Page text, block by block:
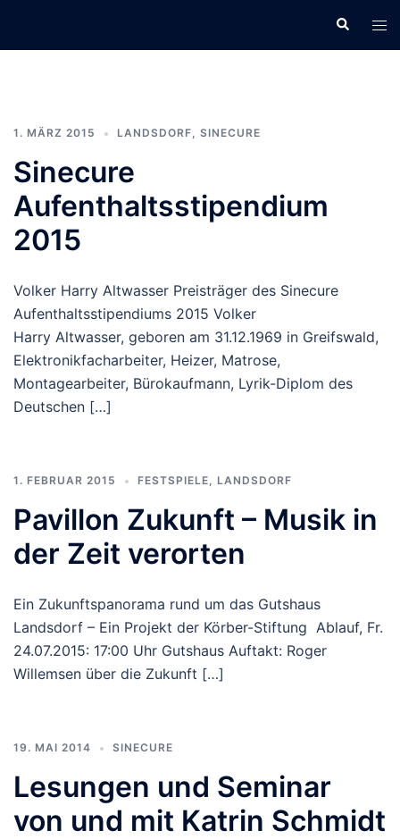
Suche
1. MÄRZ 2015 LANDSDORF, SINECURE
Sinecure
Aufenthaltsstipendium
2015
Volker Harry Altwasser Preisträger des Sinecure
Aufenthaltsstipendiums 2015 Volker
Harry Altwasser, geboren am 31.12.1969 in Greifswald,
Elektronikfacharbeiter, Heizer, Matrose,
Montagearbeiter, Bürokaufmann, Lyrik-Diplom des
Deutschen […]
1. FEBRUAR 2015 FESTSPIELE, LANDSDORF
Pavillon Zukunft – Musik in
der Zeit verorten
Ein Zukunftspanorama rund um das Gutshaus
Landsdorf – Ein Projekt der Körber-Stiftung Ablauf, Fr.
24.07.2015: 17:00 Uhr Gutshaus Auftakt: Roger
Willemsen über die Zukunft […]
19. MAI 2014 SINECURE
Lesungen und Seminar
von und mit Katrin Schmidt